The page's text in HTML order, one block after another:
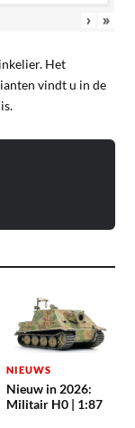
› »
Het
vindt u in de
NIEUWS
Nieuw in 2026:
Militair H0 | 1:87